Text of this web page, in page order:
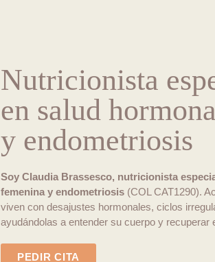
Nutricionista
en salud
y endometriosis
Soy Claudia Brassesco, nutricionista
femenina y endometriosis (COL CAT1290).
viven con desajustes hormonales, ciclos
ayudándolas a entender su cuerpo y recuperar
PEDIR CITA